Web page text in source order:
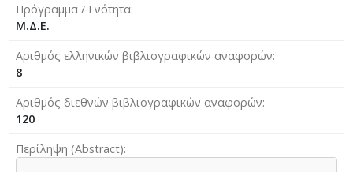
Πρόγραμμα / Ενότητα
Μ.Δ.Ε.
Αριθμός ελληνικών βιβλιογραφικών αναφορών
8
Αριθμός διεθνών βιβλιογραφικών αναφορών
120
Περίληψη (Abstract)